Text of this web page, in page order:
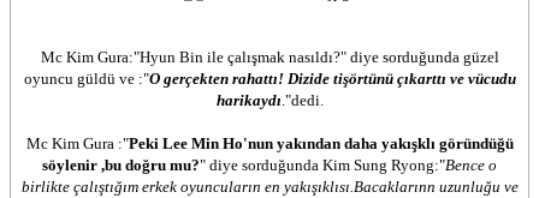
Mc Kim Gura:"Hyun Bin ile çalışmak nasıldı?" diye sorduğunda güzel
oyuncu güldü ve :"O gerçekten rahattı! Dizide tişörtünü çıkarttı ve vücudu
harikaydı."dedi.
Mc Kim Gura :"Peki Lee Min Ho'nun yakından daha yakışklı göründüğü
söylenir ,bu doğru mu?" diye sorduğunda Kim Sung Ryong:"Bence o
birlikte çalıştığım erkek oyuncuların en yakışıklısı.Bacaklarınn uzunluğu ve